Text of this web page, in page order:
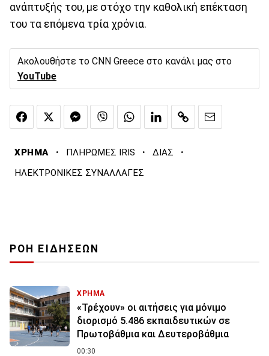
ανάπτυξής του, με στόχο την καθολική επέκταση
του τα επόμενα τρία χρόνια.
Ακολουθήστε το CNN Greece στο κανάλι μας στο
YouTube
ΧΡΗΜΑ · ΠΛΗΡΩΜΕΣ IRIS · ΔΙΑΣ ·
ΗΛΕΚΤΡΟΝΙΚΕΣ ΣΥΝΑΛΛΑΓΕΣ
ΡΟΗ ΕΙΔΗΣΕΩΝ
ΧΡΗΜΑ
«Τρέχουν» οι αιτήσεις για μόνιμο
διορισμό 5.486 εκπαιδευτικών σε
Πρωτοβάθμια και Δευτεροβάθμια
00:30